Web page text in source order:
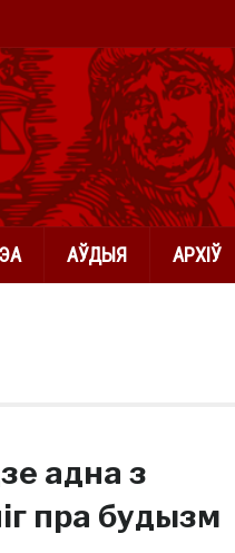
АЎДЫЯ АРХІЎ
адна з
пра будызм